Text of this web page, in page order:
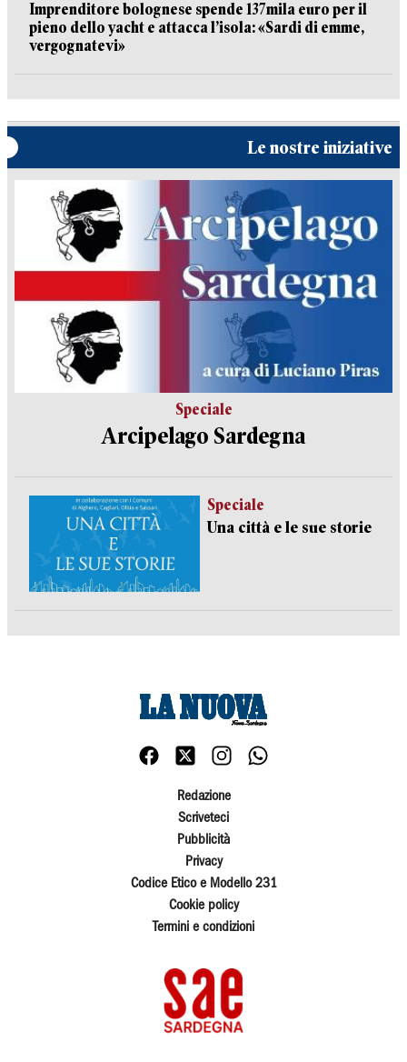
Imprenditore bolognese spende 137mila euro per il
pieno dello yacht e attacca l’isola: «Sardi di emme,
vergognatevi»
Le nostre iniziative
Speciale
Arcipelago Sardegna
Speciale
Una città e le sue storie
Redazione
Scriveteci
Pubblicità
Privacy
Codice Etico e Modello 231
Cookie policy
Termini e condizioni